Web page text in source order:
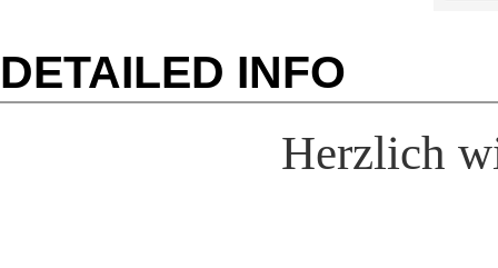
DETAILED INFO
Herzlich